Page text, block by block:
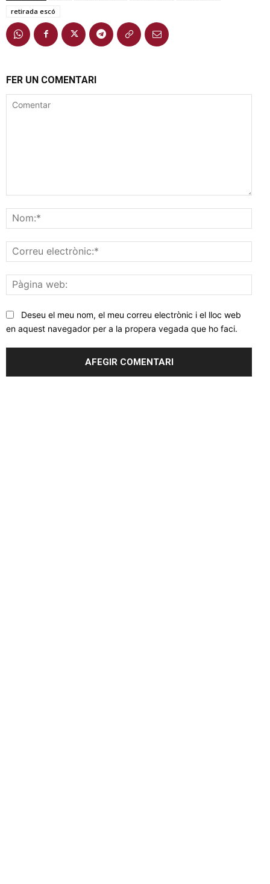
retirada escó
FER UN COMENTARI
web:
Deseu el meu nom, el meu correu electrònic i el lloc web
en aquest navegador per a la propera vegada que ho faci.